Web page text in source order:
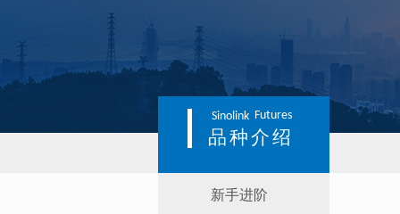
Sinolink Futures
品种介绍
新手进阶